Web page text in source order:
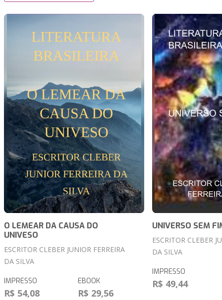
O LEMEAR DA CAUSA DO
UNIVESO
ESCRITOR CLEBER JUNIOR FERREIRA
DA SILVA
IMPRESSO
R$ 54,08
EBOOK
R$ 29,56
UNIVERSO SEM
ESCRITOR CLEBER
DA SILVA
IMPRESSO
R$ 49,44